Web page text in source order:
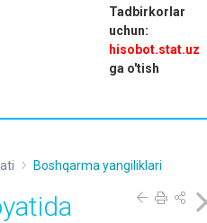
Tadbirkorlar
uchun:
hisobot.stat.uz
ga o'tish
Boshqarma yangiliklari